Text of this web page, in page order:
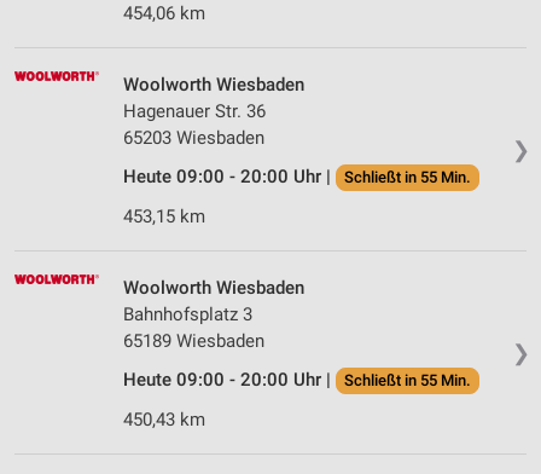
454,06 km
❯
Woolworth Wiesbaden
Hagenauer Str. 36
65203 Wiesbaden
Heute 09:00 - 20:00 Uhr |
Schließt in 55 Min.
453,15 km
❯
Woolworth Wiesbaden
Bahnhofsplatz 3
65189 Wiesbaden
Heute 09:00 - 20:00 Uhr |
Schließt in 55 Min.
450,43 km